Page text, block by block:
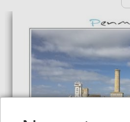
CATALOGUES
ACTUALITÉS
LIVRES▼